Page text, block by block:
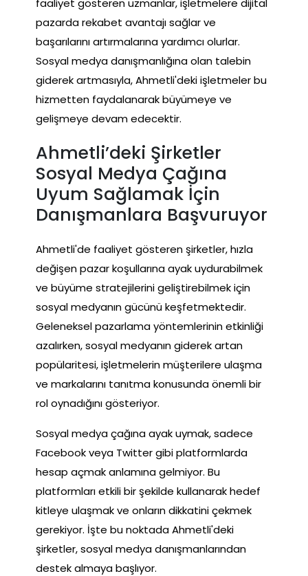
faaliyet gösteren uzmanlar, işletmelere dijital
pazarda rekabet avantajı sağlar ve
başarılarını artırmalarına yardımcı olurlar.
Sosyal medya danışmanlığına olan talebin
giderek artmasıyla, Ahmetli'deki işletmeler bu
hizmetten faydalanarak büyümeye ve
gelişmeye devam edecektir.
Ahmetli’deki Şirketler
Sosyal Medya Çağına
Uyum Sağlamak İçin
Danışmanlara Başvuruyor
Ahmetli'de faaliyet gösteren şirketler, hızla
değişen pazar koşullarına ayak uydurabilmek
ve büyüme stratejilerini geliştirebilmek için
sosyal medyanın gücünü keşfetmektedir.
Geleneksel pazarlama yöntemlerinin etkinliği
azalırken, sosyal medyanın giderek artan
popülaritesi, işletmelerin müşterilere ulaşma
ve markalarını tanıtma konusunda önemli bir
rol oynadığını gösteriyor.
Sosyal medya çağına ayak uymak, sadece
Facebook veya Twitter gibi platformlarda
hesap açmak anlamına gelmiyor. Bu
platformları etkili bir şekilde kullanarak hedef
kitleye ulaşmak ve onların dikkatini çekmek
gerekiyor. İşte bu noktada Ahmetli'deki
şirketler, sosyal medya danışmanlarından
destek almaya başlıyor.